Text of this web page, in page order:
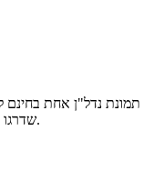
שדרגו לעיבוד אצווה עם אותו רקע וגימור לכל הסט.